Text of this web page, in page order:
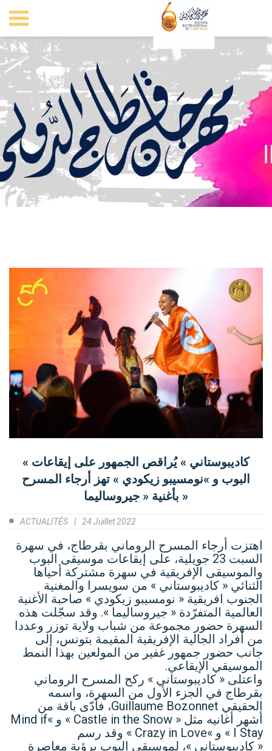
« كاديبوستاني » يُراقص الجمهور على إيقاعات
البوب و »نومسيبو زيكودي » تهز أرجاء المسرح
بأغنية « جيروساليما »
ACTUALITÉS 24 Juillet 2022
اهتزت أرجاء المسرح الروماني بقرطاج، في سهرة
السبت 23 جويلية، على إيقاعات موسيقى البوب
والموسيقى الإفريقية في سهرة مشتركة أحياها
الثنائي « كاديبوستاني » من سويسرا والمغنية
الجنوب افريقية « نومسيبو زيكودي » صاحبة الأغنية
العالمية المتفرّدة « جيروساليما ». وقد سجّلت هذه
السهرة حضور مجموعة من شباب ولاية توزر وعددا
من أفراد الجالية الإفريقية المقيمة بتونس، إلى
جانب حضور جمهور غفير من المولعين بهذا النمط
الموسيقي الإيقاعي.
واعتلى « كاديبوستاني » ركح المسرح الروماني
بقرطاج في الجزء الأول من السهرة، واسمه
الحقيقي Guillaume Bozonnet، فأدّى باقة من
أشهر أغانيه مثل « Castle in the Snow » و »Mind if
I Stay » و »Crazy in Love » وقد رسم
« كاديبوستاني »، لموسيقى البوب برؤية معاصرة